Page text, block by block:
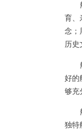
育、
念；
历史
好的
够充
独特